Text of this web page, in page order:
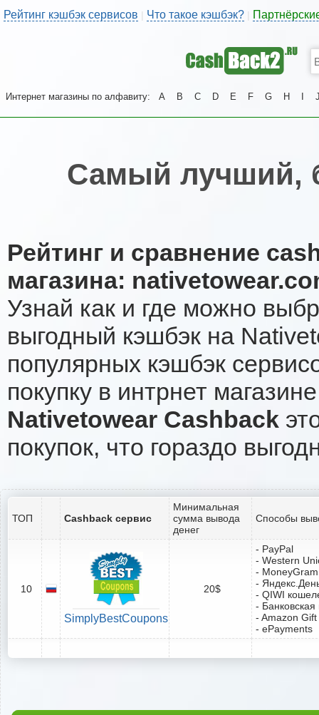
Рейтинг кэшбэк сервисов | Что такое кэшбэк?
Интернет магазины по алфавиту: A B C D E F G H
Самый лучший,
Рейтинг и сравнение
магазина:
Узнай как и где можно
выгодный кэшбэк на
популярных кэшбэк
покупку в интрнет
Nativetowear Cashback
покупок, что гораздо
ТОП Cashback сервис
Минимальная
сумма вывода
денег
Способы
10
SimplyBestCoupons
20$
- PayPal
- Western
- MoneyGram
-
- QIWI
-
- Amazon
- ePayments